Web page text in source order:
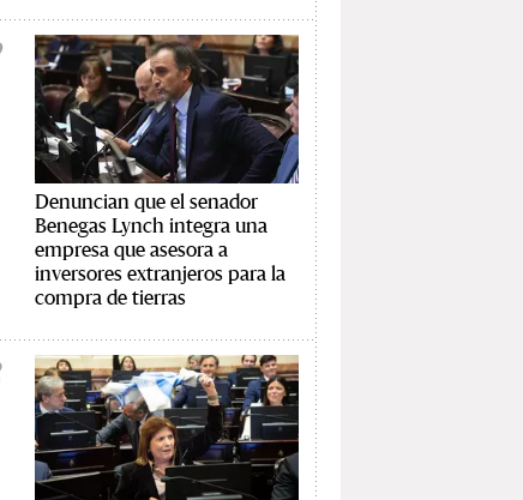
Denuncian que el senador
Benegas Lynch integra una
empresa que asesora a
inversores extranjeros para la
compra de tierras